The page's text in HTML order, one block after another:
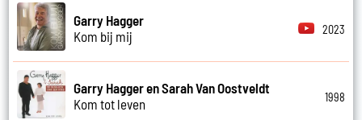
Garry Hagger
Kom bij mij
2023
Garry Hagger en Sarah Van Oostveldt
Kom tot leven
1998